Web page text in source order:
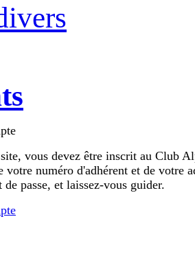
vous devez être inscrit au Club
votre numéro d'adhérent et de votre
passe, et laissez-vous guider.